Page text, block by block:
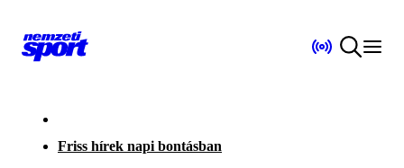
Friss hírek napi bontásban